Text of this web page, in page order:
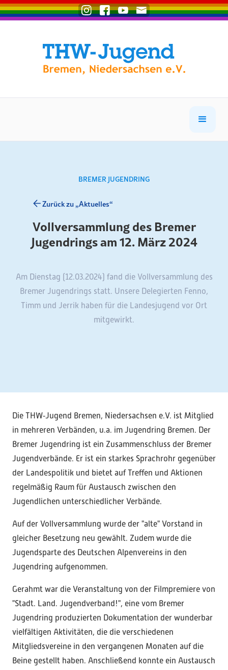
BREMER JUGENDRING
Vollversammlung des Bremer
Jugendrings am 12. März 2024
Am Dienstag (12.03.2024) fand die Vollversammlung des
Bremer Jugendrings statt. Unsere Delegierten Fenno,
Timm und Jerrik haben für die Landesjugend vor Ort
mitgewirkt.
Zurück zu „Aktuelles“
Die THW‑Jugend Bremen, Niedersachsen e.V. ist Mitglied
in mehreren Verbänden, u.a. im Jugendring Bremen. Der
Bremer Jugendring ist ein Zusammenschluss der Bremer
Jugendverbände. Er ist ein starkes Sprachrohr gegenüber
der Landespolitik und bietet auf Treffen und Aktionen
regelmäßig Raum für Austausch zwischen den
Jugendlichen unterschiedlicher Verbände.
Auf der Vollversammlung wurde der "alte" Vorstand in
gleicher Besetzung neu gewählt. Zudem wurde die
Jugendsparte des Deutschen Alpenvereins in den
Jugendring aufgenommen.
Gerahmt war die Veranstaltung von der Filmpremiere von
"Stadt. Land. Jugendverband!", eine vom Bremer
Jugendring produzierten Dokumentation der wunderbar
vielfältigen Aktivitäten, die die verschiedenen
Mitgliedsvereine in den vergangenen Monaten auf die
Beine gestellt haben. Anschließend konnte ein Austausch